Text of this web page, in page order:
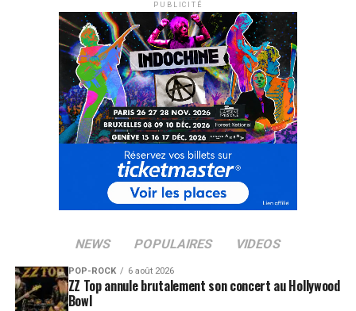
PUBLICITÉ
NEWS POPULAIRES VIDEOS
POP-ROCK 6 août 2026
ZZ Top annule brutalement son concert au Hollywood
Bowl